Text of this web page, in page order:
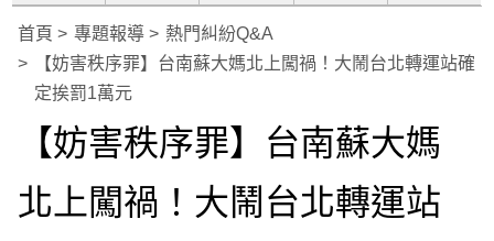
首頁 專題報導
熱門糾紛Q&A
【妨害秩序罪】台南蘇大媽北上闖禍！大鬧台北轉運站確
定挨罰1萬元
【妨害秩序罪】台南蘇大媽
北上闖禍！大鬧台北轉運站